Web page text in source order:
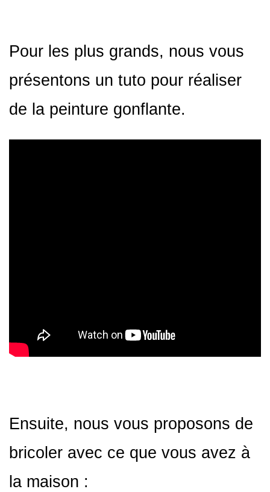
Pour les plus grands, nous vous
présentons un tuto pour réaliser
de la peinture gonflante.
Ensuite, nous vous proposons de
bricoler avec ce que vous avez à
la maison :